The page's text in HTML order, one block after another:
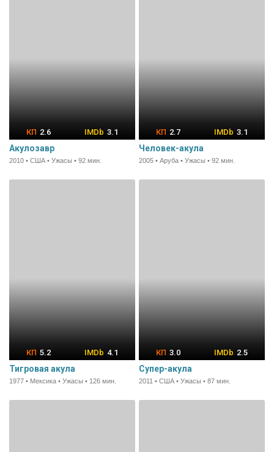
2.6 3.1
Акулозавр
2010 • США • Ужасы • 92 мин.
2.7 3.1
Человек-акула
2005 • Аруба • Ужасы • 92 мин.
5.2 4.1
Тигровая акула
1977 • Мексика • Ужасы • 126 мин.
3.0 2.5
Супер-акула
2011 • США • Ужасы • 87 мин.